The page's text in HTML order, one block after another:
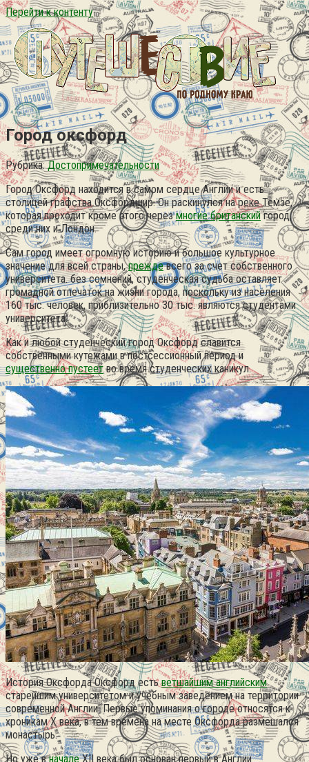
Перейти к контенту
Город оксфорд
Рубрика: Достопримечательности
Город Оксфорд находится в самом сердце Англии и есть
столицей графства Оксфордшир. Он раскинулся на реке Темзе,
которая проходит кроме этого черезмногие британскийгород,
среди них и Лондон.
Сам город имеет огромную историю и большое культурное
значение для всей страны,преждевсего за счет собственного
университета. без сомнений, студенческая судьба оставляет
громадной отпечаток на жизни города, поскольку из населения
160 тыс. человек, приблизительно 30 тыс. являются студентами
университета.
Как и любой студенческий город Оксфорд славится
собственными кутежами в постсессионный период и
существенно пустеетво время студенческих каникул.
История Оксфорда Оксфорд естьветшайшим английским
старейшим университетом и учебным заведением на территории
современной Англии. Первые упоминания о городе относятся к
хроникам X века, в тем времена на месте Оксфорда размешался
монастырь.
Но уже вначалеXII века был основан первый в Англии